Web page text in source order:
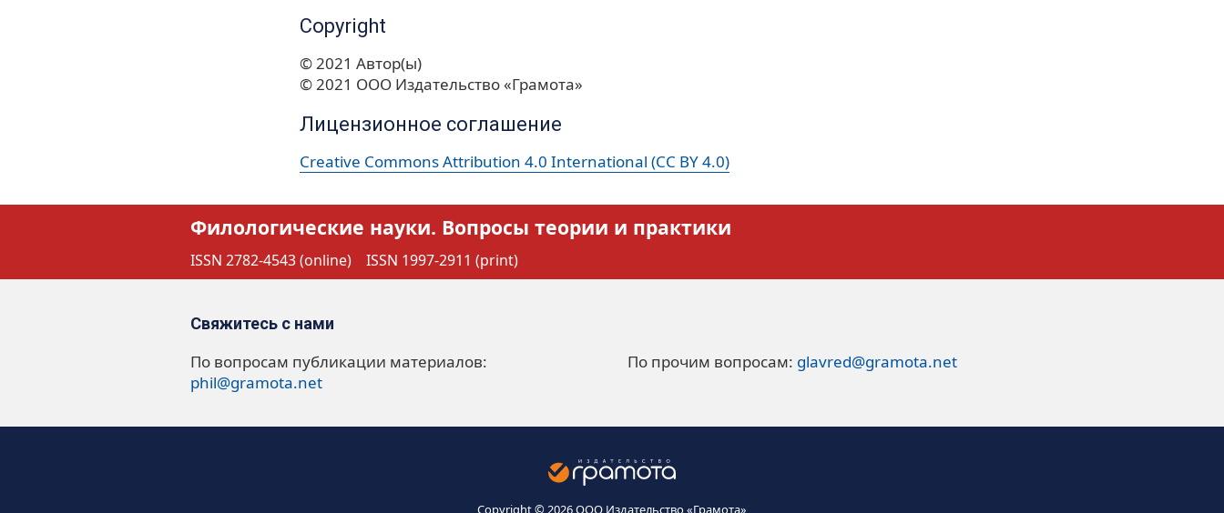
Copyright
© 2021 Автор(ы)
© 2021 ООО Издательство «Грамота»
Лицензионное соглашение
Creative Commons Attribution 4.0 International (CC BY 4.0)
Филологические науки. Вопросы теории и практики
ISSN 2782-4543 (online) ISSN 1997-2911 (print)
Свяжитесь с нами
По вопросам публикации материалов:
phil@gramota.net
По прочим вопросам: glavred@gramota.net